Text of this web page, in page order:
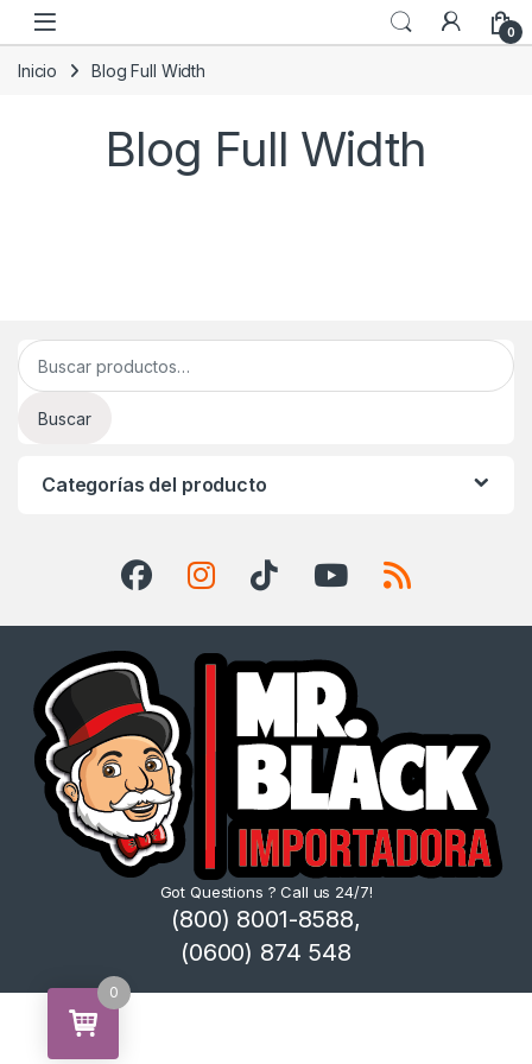
Skip to navigation
Skip to content
0
Inicio Blog Full Width
Blog Full Width
Buscar por:
Buscar
Categorías del producto
Got Questions ? Call us 24/7!
(800) 8001-8588,
(0600) 874 548
0